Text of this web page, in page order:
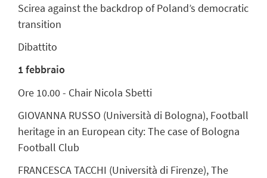
Scirea against the backdrop of Poland’s democratic
transition
Dibattito
1 febbraio
Ore 10.00 - Chair Nicola Sbetti
GIOVANNA RUSSO (Università di Bologna), Football
heritage in an European city: The case of Bologna
Football Club
FRANCESCA TACCHI (Università di Firenze),The